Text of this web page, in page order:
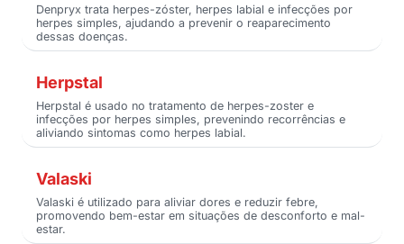
Denpryx trata herpes-zóster, herpes labial e infecções por
herpes simples, ajudando a prevenir o reaparecimento
dessas doenças.
Herpstal
Herpstal é usado no tratamento de herpes-zoster e
infecções por herpes simples, prevenindo recorrências e
aliviando sintomas como herpes labial.
Valaski
Valaski é utilizado para aliviar dores e reduzir febre,
promovendo bem-estar em situações de desconforto e mal-
estar.